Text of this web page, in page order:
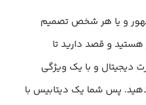
و یا هر شخص تصمیم
و قصد دارید تا
دیجیتال و با یک ویژگی
پس شما یک دیتابیس با